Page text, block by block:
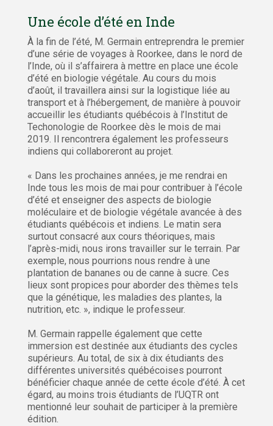
Une école d’été en Inde
À la fin de l’été, M. Germain entreprendra le premier
d’une série de voyages à Roorkee, dans le nord de
l’Inde, où il s’affairera à mettre en place une école
d’été en biologie végétale. Au cours du mois
d’août, il travaillera ainsi sur la logistique liée au
transport et à l’hébergement, de manière à pouvoir
accueillir les étudiants québécois à l’Institut de
Techonologie de Roorkee dès le mois de mai
2019. Il rencontrera également les professeurs
indiens qui collaboreront au projet.
« Dans les prochaines années, je me rendrai en
Inde tous les mois de mai pour contribuer à l’école
d’été et enseigner des aspects de biologie
moléculaire et de biologie végétale avancée à des
étudiants québécois et indiens. Le matin sera
surtout consacré aux cours théoriques, mais
l’après-midi, nous irons travailler sur le terrain. Par
exemple, nous pourrions nous rendre à une
plantation de bananes ou de canne à sucre. Ces
lieux sont propices pour aborder des thèmes tels
que la génétique, les maladies des plantes, la
nutrition, etc. », indique le professeur.
M. Germain rappelle également que cette
immersion est destinée aux étudiants des cycles
supérieurs. Au total, de six à dix étudiants des
différentes universités québécoises pourront
bénéficier chaque année de cette école d’été. À cet
égard, au moins trois étudiants de l’UQTR ont
mentionné leur souhait de participer à la première
édition.